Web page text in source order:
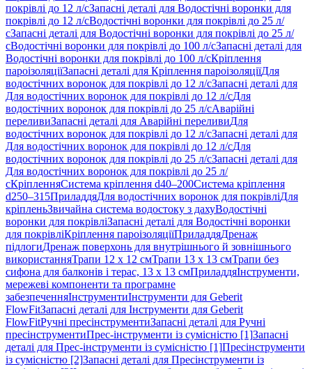
покрівлі до 12 л/сЗапасні деталі для Водостічні воронки для
покрівлі до 12 л/сВодостічні воронки для покрівлі до 25 л/
сЗапасні деталі для Водостічні воронки для покрівлі до 25 л/
сВодостічні воронки для покрівлі до 100 л/сЗапасні деталі для
Водостічні воронки для покрівлі до 100 л/сКріплення
пароізоляціїЗапасні деталі для Кріплення пароізоляціїДля
водостічних воронок для покрівлі до 12 л/сЗапасні деталі для
Для водостічних воронок для покрівлі до 12 л/сДля
водостічних воронок для покрівлі до 25 л/сАварійні
переливиЗапасні деталі для Аварійні переливиДля
водостічних воронок для покрівлі до 12 л/сЗапасні деталі для
Для водостічних воронок для покрівлі до 12 л/сДля
водостічних воронок для покрівлі до 25 л/сЗапасні деталі для
Для водостічних воронок для покрівлі до 25 л/
сКріпленняСистема кріплення d40–200Система кріплення
d250–315ПриладдяДля водостічних воронок для покрівліДля
кріпленьЗвичайна система водостоку з дахуВодостічні
воронки для покрівліЗапасні деталі для Водостічні воронки
для покрівліКріплення пароізоляціїПриладдяДренаж
підлогиДренаж поверхонь для внутрішнього й зовнішнього
використанняТрапи 12 x 12 смТрапи 13 x 13 смТрапи без
сифона для балконів і терас, 13 x 13 смПриладдяІнструменти,
мережеві компоненти та програмне
забезпеченняІнструментиІнструменти для Geberit
FlowFitЗапасні деталі для Інструменти для Geberit
FlowFitРучні пресінструментиЗапасні деталі для Ручні
пресінструментиПрес-інструменти із сумісністю [1]Запасні
деталі для Прес-інструменти із сумісністю [1]Пресінструменти
із сумісністю [2]Запасні деталі для Пресінструменти із